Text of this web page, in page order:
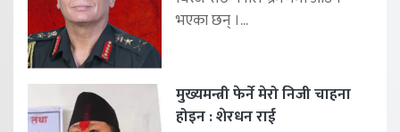
भएका छन् ।...
मुख्यमन्त्री फेर्ने मेरो निजी चाहना
होइन : शेरधन राई